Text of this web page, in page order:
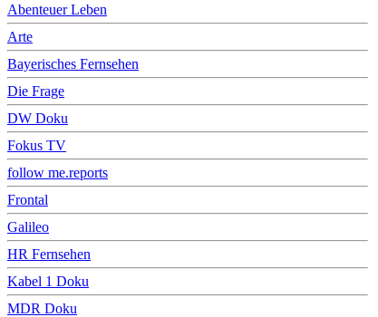
Abenteuer Leben
Arte
Bayerisches Fernsehen
Die Frage
DW Doku
Fokus TV
follow me.reports
Frontal
Galileo
HR Fernsehen
Kabel 1 Doku
MDR Doku